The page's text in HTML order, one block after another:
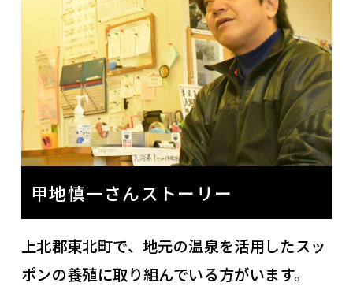
甲地慎一さんストーリー
上北郡東北町で、地元の温泉を活用したスッ
ポンの養殖に取り組んでいる方がいます。